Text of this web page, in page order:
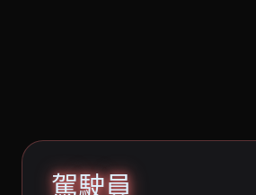
駕駛員